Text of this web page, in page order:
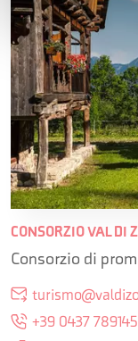
CONSORZIO VAL DI
Consorzio di
+39 0437 789145